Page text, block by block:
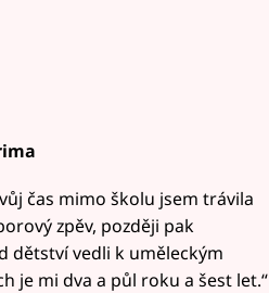
čas mimo školu jsem trávila
zpěv, později pak
dětství vedli k uměleckým
je mi dva a půl roku a šest let.“